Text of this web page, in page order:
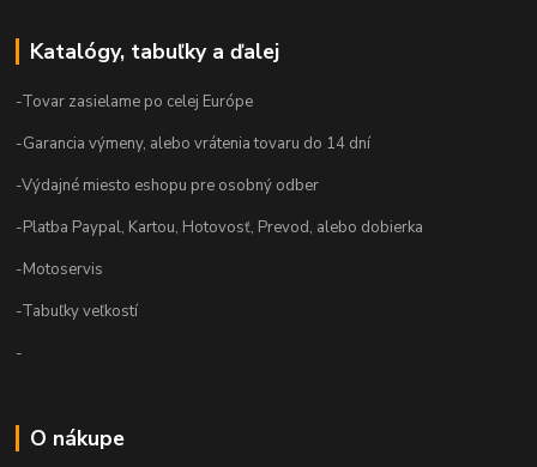
Katalógy, tabuľky a ďalej
-Tovar zasielame po celej Európe
-Garancia výmeny, alebo vrátenia tovaru do 14 dní
-Výdajné miesto eshopu pre osobný odber
-Platba Paypal, Kartou, Hotovosť, Prevod, alebo dobierka
-Motoservis
-Tabuľky veľkostí
-
O nákupe